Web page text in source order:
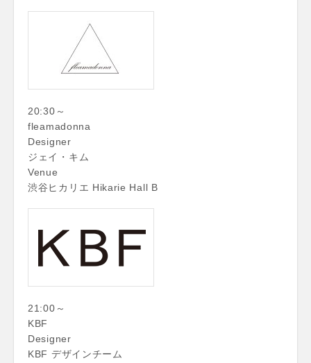
20:30～
fleamadonna
Designer
ジェイ・キム
Venue
渋谷ヒカリエ Hikarie Hall B
21:00～
KBF
Designer
KBF デザインチーム